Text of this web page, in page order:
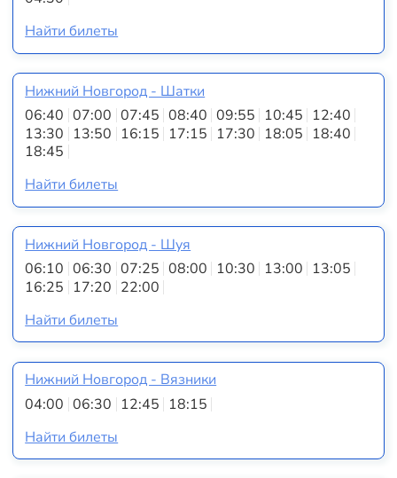
Найти билеты
Нижний Новгород - Шатки
06:40 07:00 07:45 08:40 09:55 10:45 12:40
13:30 13:50 16:15 17:15 17:30 18:05 18:40
18:45
Найти билеты
Нижний Новгород - Шуя
06:10 06:30 07:25 08:00 10:30 13:00 13:05
16:25 17:20 22:00
Найти билеты
Нижний Новгород - Вязники
04:00 06:30 12:45 18:15
Найти билеты